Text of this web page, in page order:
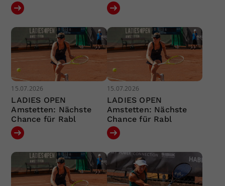
15.07.2026
LADIES OPEN
Amstetten: Nächste
Chance für Rabl
15.07.2026
LADIES OPEN
Amstetten: Nächste
Chance für Rabl